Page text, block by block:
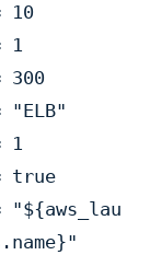
10
1
300
"ELB"
1
true